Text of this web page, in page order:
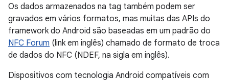
Os dados armazenados na tag também podem ser
gravados em vários formatos, mas muitas das APIs do
framework do Android são baseadas em um padrão do
NFC Forum (link em inglês) chamado de formato de troca
de dados do NFC (NDEF, na sigla em inglês).
Dispositivos com tecnologia Android compatíveis com